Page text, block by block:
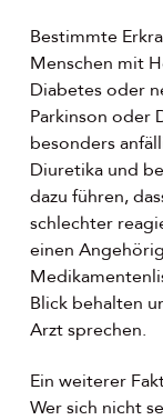
Bestimmte
Menschen mit
Diabetes oder
Parkinson oder
besonders
Diuretika und
dazu führen,
schlechter
einen
Blick behalten
Arzt sprechen.
Ein weiterer
Wer sich nicht